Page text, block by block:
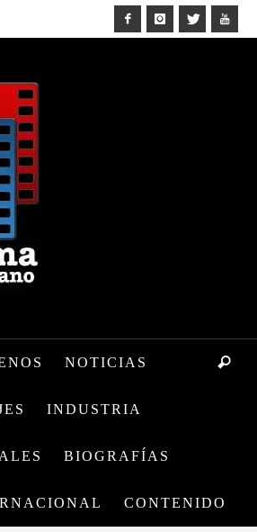
NOTICIAS
INDUSTRIA
BIOGRAFÍAS
CONTENIDO